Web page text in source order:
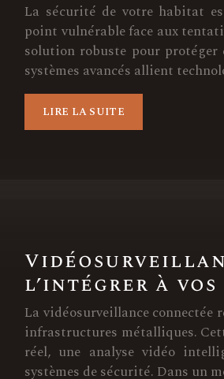
La sécurité de votre habitat
point vulnérable face aux
solution robuste pour protéger
systèmes avancés allient
LIRE LA SUITE
l’intégrer à
La vidéosurveillance
infrastructures métalliques.
réel, une analyse vidéo
systèmes de sécurité. Dans un